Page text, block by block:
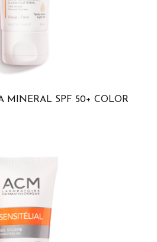
MINERAL SPF 50+ COLOR